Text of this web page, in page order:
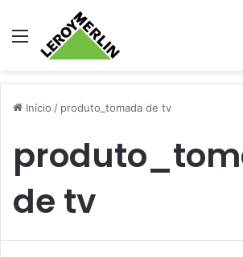
Menu
Início / produto_tomada de tv
de tv